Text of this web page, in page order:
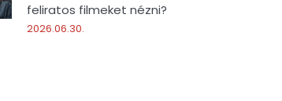
feliratos filmeket nézni?
2026.06.30.